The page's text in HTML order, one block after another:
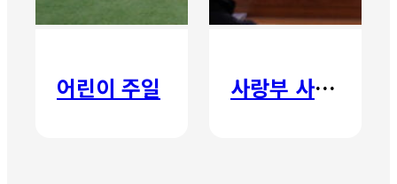
어린이 주일 사랑부 사랑주일